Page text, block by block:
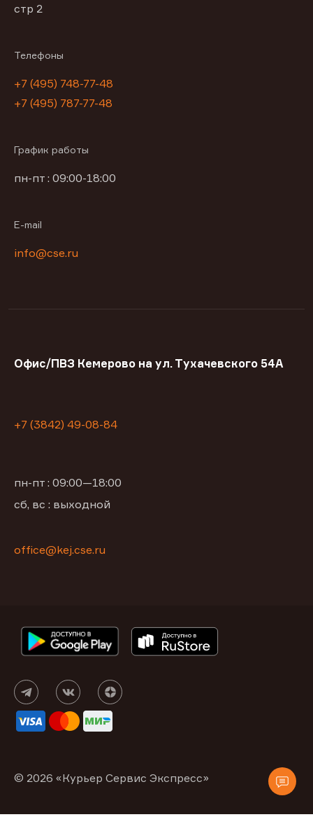
стр 2
Телефоны
+7 (495) 748-77-48
+7 (495) 787-77-48
График работы
пн-пт : 09:00-18:00
E-mail
info@cse.ru
Офис/ПВЗ Кемерово на ул. Тухачевского 54А
+7 (3842) 49-08-84
пн-пт : 09:00—18:00
сб, вс : выходной
office@kej.cse.ru
© 2026 «Курьер Сервис Экспресс»